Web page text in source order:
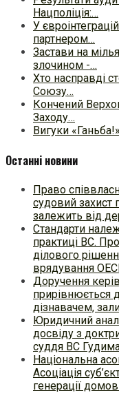
Нацполіція:…
У
партнером…
Застави на
злочином -…
Хто насправді
Союзу…
Кончений
Заходу…
Вигуки
Останні новини
Право
судовий захист
залежить від
Стандарти
практиці ВC.
ділового
врядування
Доручення
прирівнюється
дізнавачем,
Юридичний
досвіду з
суддя ВС
Національна
Асоціація
генерації